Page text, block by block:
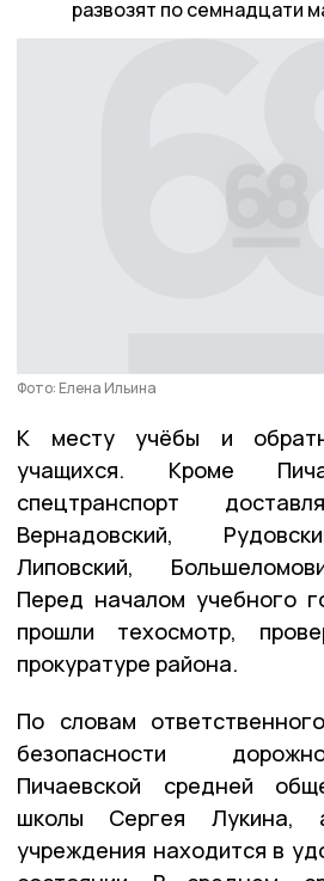
развозят по семнадцати
Фото: Елена Ильина
К месту учёбы и
учащихся. Кроме
спецтранспорт
Вернадовский,
Липовский,
Перед началом учебного
прошли техосмотр,
прокуратуре района.
По словам
безопасности
Пичаевской средней
школы Сергея Лукина,
учреждения находится в